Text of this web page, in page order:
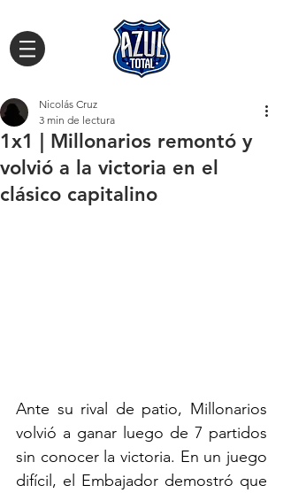
1x1 | Millonarios remontó y
volvió a la victoria en el
clásico capitalino
Nicolás Cruz
3 min de lectura
Ante su rival de patio, Millonarios
volvió a ganar luego de 7 partidos
sin conocer la victoria. En un juego
difícil, el Embajador demostró que